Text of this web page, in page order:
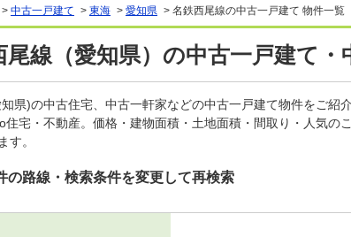
> 中古一戸建て > 東海 > 愛知県 > 名鉄西尾線の中古一戸建て 物件一覧
尾線（愛知県）の中古一戸建て・
県)の中古住宅、中古一軒家などの中古一戸建て物件をご
住宅・不動産。価格・建物面積・土地面積・間取り・人気
す。
の路線・検索条件を変更して再検索